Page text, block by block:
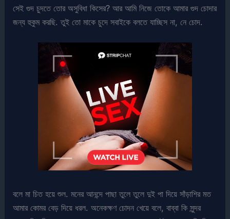
সেই গুদ চুদতে তোর অসুবিধা কিসের? আর আমি নিজে তোকে আমার গুদ চোদার
জন্য হুকুম করছি. তুই তো মাকে চুদে সবাইকে বলতে যাচ্ছিস না, নে চোদ.
বলে মা চিত হয়ে শুল. মনের আনন্দে পাছা তুলে তুলে দুই পা দিয়ে সাঁড়াশির মত
আমার কোমর বেড় দিয়ে ধরল. অনেকক্ষণ চোদন খেয়ে বলে, বাব্বা কি সুন্দর